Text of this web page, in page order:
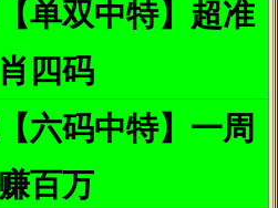
、脾等脏器都需要糖分，而这些器